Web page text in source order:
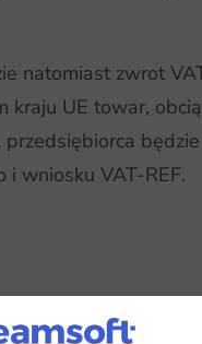
natomiast zwrot
kraju UE towar,
i wniosku VAT-REF.